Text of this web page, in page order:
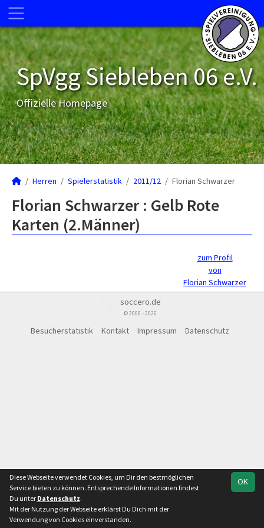
SpVgg Siebleben 06 e.V.
Offizielle Homepage
Herren Spielerstatistik 2011/12 Florian Schwarzer
Florian Schwarzer : Gelb Rote
Karten (2.Männer)
zum Profil
von
Florian Schwarzer
soccero.de
© 2006 - 2026
Besucherstatistik Kontakt Impressum Datenschutz
OK
Diese Webseite verwendet Cookies, um Dir den bestmöglichen
Service bieten zu können. Entsprechende Informationen findest
Du unter Datenschutz.
Mit der Nutzung der Webseite erklärst Du Dich mit der
Verwendung von Cookies einverstanden.